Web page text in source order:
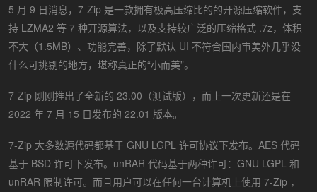
5 月 9 日消息，7-Zip 是一款拥有极高压缩比的的开源压缩软件，支
持 LZMA2 等 7 种开源算法，以及支持较广泛的压缩格式 .7z，体积
不大（1.5MB）、功能完善，除了默认 UI 不符合国内审美外几乎没
什么可挑剔的地方，堪称真正的“小而美”。
7-Zip 刚刚推出了全新的 23.00（测试版），而上一次更新还是在
2022 年 7 月 15 日发布的 22.01 版本。
7-Zip 大多数源代码都基于 GNU LGPL 许可协议下发布。AES 代码
基于 BSD 许可下发布。unRAR 代码基于两种许可：GNU LGPL 和
unRAR 限制许可。而且用户可以在任何一台计算机上使用 7-Zip ，